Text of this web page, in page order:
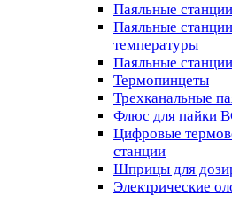
Паяльные
Паяльные
температуры
Паяльные
Термопинцеты
Трехканальные
Флюс для пайки
Цифровые
станции
Шприцы для
Электрические